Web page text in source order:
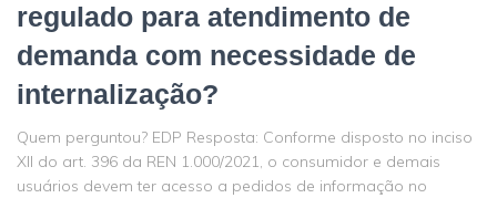
regulado para atendimento de
demanda com necessidade de
internalização?
Quem perguntou? EDP Resposta: Conforme disposto no inciso
XII do art. 396 da REN 1.000/2021, o consumidor e demais
usuários devem ter acesso a pedidos de informação no